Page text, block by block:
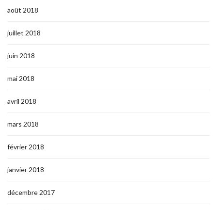
août 2018
juillet 2018
juin 2018
mai 2018
avril 2018
mars 2018
février 2018
janvier 2018
décembre 2017